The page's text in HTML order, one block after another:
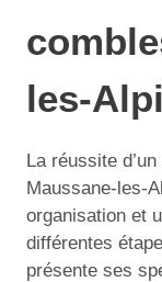
les-
La réussite
Maussane-les-
organisation et
différentes
présente ses